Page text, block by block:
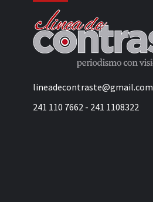
lineadecontraste@gmail.com
241 110 7662 - 241 1108322